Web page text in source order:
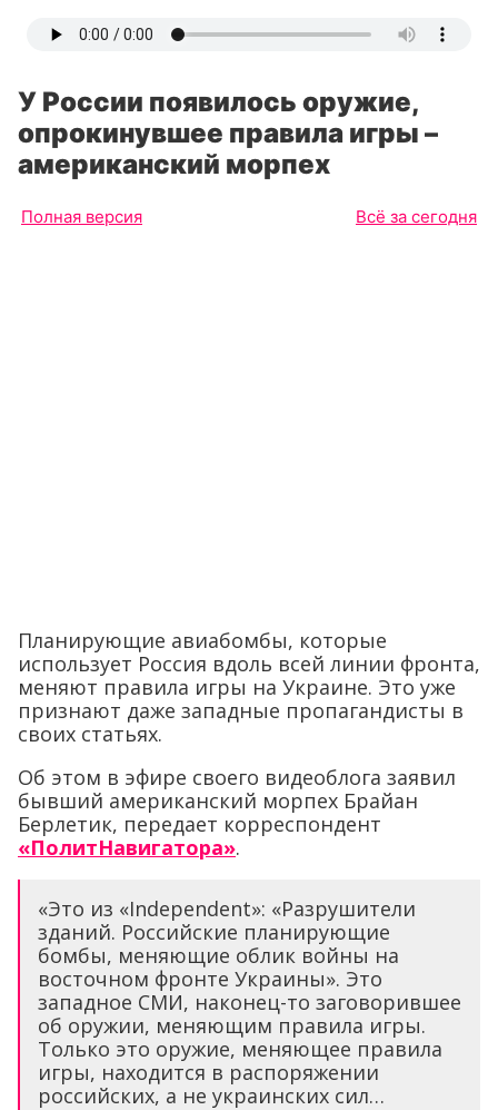
У России появилось оружие,
опрокинувшее правила игры –
американский морпех
Полная версия Всё за сегодня
Планирующие авиабомбы, которые
использует Россия вдоль всей линии фронта,
меняют правила игры на Украине. Это уже
признают даже западные пропагандисты в
своих статьях.
Об этом в эфире своего видеоблога заявил
бывший американский морпех Брайан
Берлетик, передает корреспондент
«ПолитНавигатора».
«Это из «Independent»: «Разрушители
зданий. Российские планирующие
бомбы, меняющие облик войны на
восточном фронте Украины». Это
западное СМИ, наконец-то заговорившее
об оружии, меняющим правила игры.
Только это оружие, меняющее правила
игры, находится в распоряжении
российских, а не украинских сил…